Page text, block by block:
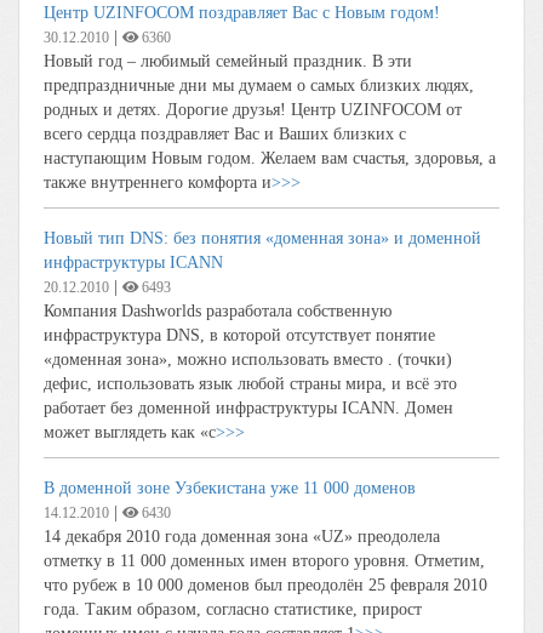
Центр UZINFOCOM поздравляет Вас с Новым годом!
30.12.2010 6360
Новый год – любимый семейный праздник. В эти
предпраздничные дни мы думаем о самых близких людях,
родных и детях. Дорогие друзья! Центр UZINFOCOM от
всего сердца поздравляет Вас и Ваших близких с
наступающим Новым годом. Желаем вам счастья, здоровья, а
также внутреннего комфорта и>>>
Новый тип DNS: без понятия «доменная зона» и доменной
инфраструктуры ICANN
20.12.2010 6493
Компания Dashworlds разработала собственную
инфраструктура DNS, в которой отсутствует понятие
«доменная зона», можно использовать вместо . (точки)
дефис, использовать язык любой страны мира, и всё это
работает без доменной инфраструктуры ICANN. Домен
может выглядеть как «c>>>
В доменной зоне Узбекистана уже 11 000 доменов
14.12.2010 6430
14 декабря 2010 года доменная зона «UZ» преодолела
отметку в 11 000 доменных имен второго уровня. Отметим,
что рубеж в 10 000 доменов был преодолён 25 февраля 2010
года. Таким образом, согласно статистике, прирост